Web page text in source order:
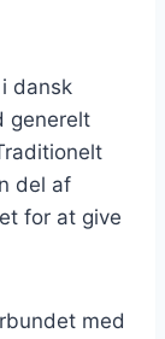
dansk
generelt
del af
for at give
med